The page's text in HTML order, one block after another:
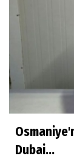
Dubai...